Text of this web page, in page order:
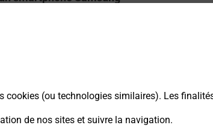
cookies (ou technologies similaires). Les
de nos sites et suivre la navigation.
(64700) !
plus